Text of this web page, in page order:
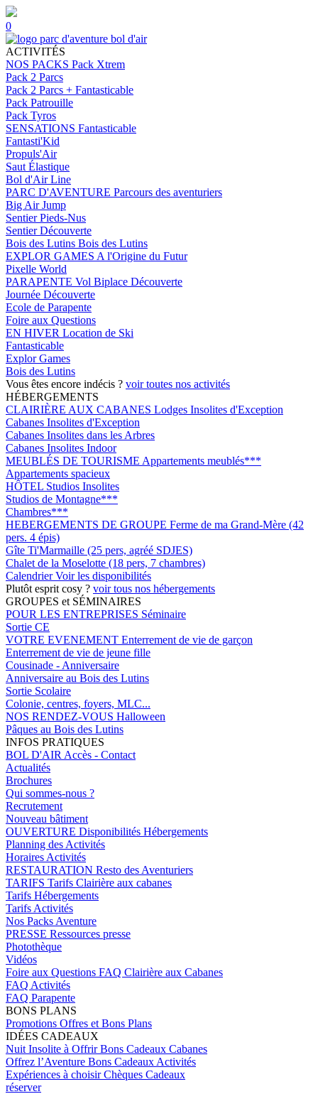
0
ACTIVITÉS
NOS PACKS Pack Xtrem
Pack 2 Parcs
Pack 2 Parcs + Fantasticable
Pack Patrouille
Pack Tyros
SENSATIONS Fantasticable
Fantasti'Kid
Propuls'Air
Saut Élastique
Bol d'Air Line
PARC D'AVENTURE Parcours des aventuriers
Big Air Jump
Sentier Pieds-Nus
Sentier Découverte
Bois des Lutins Bois des Lutins
EXPLOR GAMES A l'Origine du Futur
Pixelle World
PARAPENTE Vol Biplace Découverte
Journée Découverte
Ecole de Parapente
Foire aux Questions
EN HIVER Location de Ski
Fantasticable
Explor Games
Bois des Lutins
Vous êtes encore indécis ? voir toutes nos activités
HÉBERGEMENTS
CLAIRIÈRE AUX CABANES Lodges Insolites d'Exception
Cabanes Insolites d'Exception
Cabanes Insolites dans les Arbres
Cabanes Insolites Indoor
MEUBLÉS DE TOURISME Appartements meublés***
Appartements spacieux
HÔTEL Studios Insolites
Studios de Montagne***
Chambres***
HEBERGEMENTS DE GROUPE Ferme de ma Grand-Mère (42
pers. 4 épis)
Gîte Ti'Marmaille (25 pers, agréé SDJES)
Chalet de la Moselotte (18 pers, 7 chambres)
CalendrierVoir les disponibilités
Plutôt esprit cosy ? voir tous nos hébergements
GROUPES et SÉMINAIRES
POUR LES ENTREPRISES Séminaire
Sortie CE
VOTRE EVENEMENT Enterrement de vie de garçon
Enterrement de vie de jeune fille
Cousinade - Anniversaire
Anniversaire au Bois des Lutins
Sortie Scolaire
Colonie, centres, foyers, MLC...
NOS RENDEZ-VOUS Halloween
Pâques au Bois des Lutins
INFOS PRATIQUES
BOL D'AIR Accès - Contact
Actualités
Brochures
Qui sommes-nous ?
Recrutement
Nouveau bâtiment
OUVERTURE Disponibilités Hébergements
Planning des Activités
Horaires Activités
RESTAURATION Resto des Aventuriers
TARIFS Tarifs Clairière aux cabanes
Tarifs Hébergements
Tarifs Activités
Nos Packs Aventure
PRESSE Ressources presse
Photothèque
Vidéos
Foire aux Questions FAQ Clairière aux Cabanes
FAQ Activités
FAQ Parapente
BONS PLANS
Promotions Offres et Bons Plans
IDÉES CADEAUX
Nuit Insolite à OffrirBons Cadeaux Cabanes
Offrez l’Aventure Bons Cadeaux Activités
Expériences à choisirChèques Cadeaux
réserver